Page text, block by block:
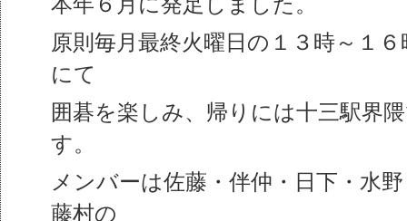
原則毎月最終火曜日の１３時～１
にて
囲碁を楽しみ、帰りには十三駅界
す。
メンバーは佐藤・伴仲・日下・水
藤村の